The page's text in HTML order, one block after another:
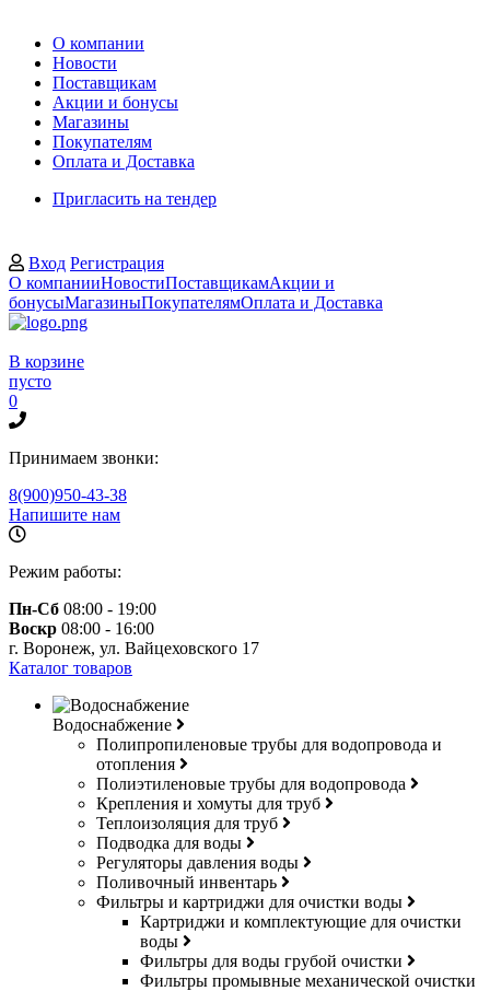
О компании
Новости
Поставщикам
Акции и бонусы
Магазины
Покупателям
Оплата и Доставка
Пригласить на тендер
Вход Регистрация
О компанииНовостиПоставщикамАкции и
бонусыМагазиныПокупателямОплата и Доставка
В корзине
пусто
0
Принимаем звонки:
8(900)950-43-38
Напишите нам
Режим работы:
Пн-Сб 08:00 - 19:00
Воскр 08:00 - 16:00
г. Воронеж, ул. Вайцеховского 17
Каталог товаров
Водоснабжение
Полипропиленовые трубы для водопровода и
отопления
Полиэтиленовые трубы для водопровода
Крепления и хомуты для труб
Теплоизоляция для труб
Подводка для воды
Регуляторы давления воды
Поливочный инвентарь
Фильтры и картриджи для очистки воды
Картриджи и комплектующие для очистки
воды
Фильтры для воды грубой очистки
Фильтры промывные механической очистки